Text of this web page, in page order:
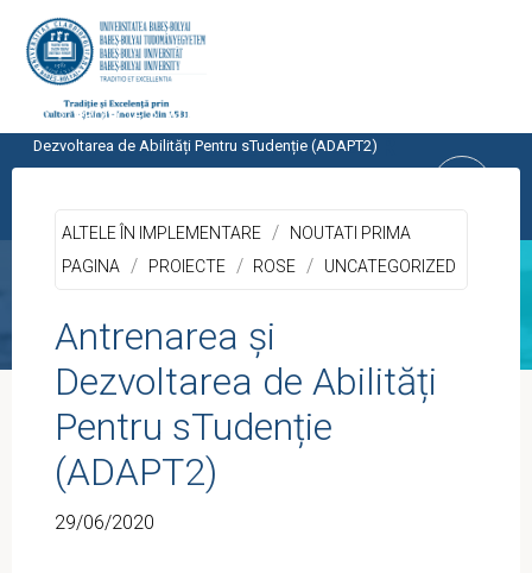
content
CENTRUL PROGRAMELOR
UNIVERSITATEA BABEŞ-BOLYAI, CLUJ-
NAPOCA
HomePROIECTE ALTELE ÎN IMPLEMENTARE
Dezvoltarea de Abilități Pentru sTudenție (ADAPT2)
ALTELE ÎN IMPLEMENTARE /
NOUTATI PRIMA
PAGINA / PROIECTE / ROSE / UNCATEGORIZED
Antrenarea și
Dezvoltarea de Abilități
Pentru sTudenție
(ADAPT2)
29/06/2020